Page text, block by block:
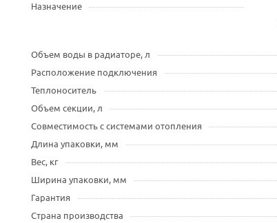
Назначение
Объем воды в радиаторе, л
Расположение подключения
Теплоноситель
Объем секции, л
Совместимость с системами отопления
Длина упаковки, мм
Вес, кг
Ширина упаковки, мм
Гарантия
Страна производства